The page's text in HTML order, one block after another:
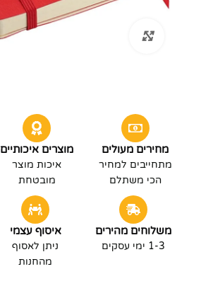
מחירים מעולים
מתחייבים למחיר
הכי משתלם
מוצרים איכותיים
איכות מוצר
מובטחת
משלוחים מהירים
1-3 ימי עסקים
איסוף עצמי
ניתן לאסוף
מהחנות